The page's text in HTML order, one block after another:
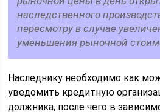
наследственного
пересмотру в случае
уменьшения рыночной
Наследнику необходимо как
уведомить кредитную
должника, после чего в